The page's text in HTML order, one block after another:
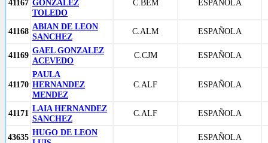
41167 GONZALEZ
TOLEDO
C.BEM ESPAÑOLA
41168 ABIAN DE LEON
SANCHEZ
C.ALM ESPAÑOLA
41169 GAEL GONZALEZ
ACEVEDO
C.CJM ESPAÑOLA
41170
PAULA
HERNANDEZ
MENDEZ
C.ALF ESPAÑOLA
41171 LAIA HERNANDEZ
SANCHEZ
C.ALF ESPAÑOLA
43635 HUGO DE LEON
ESPAÑOLA